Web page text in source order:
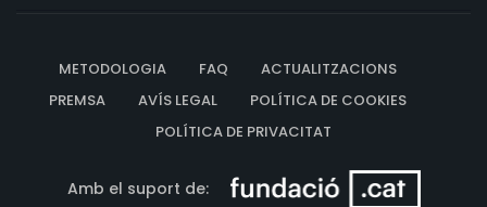
METODOLOGIA FAQ
ACTUALITZACIONS
PREMSA
AVÍS LEGAL
POLÍTICA DE COOKIES
POLÍTICA DE PRIVACITAT
Amb el suport de: